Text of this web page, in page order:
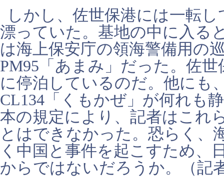
しかし、佐世保港には一転
漂っていた。基地の中に入る
は海上保安庁の領海警備用の
PM95「あまみ」だった。佐
に停泊しているのだ。他にも
CL134「くもかぜ」が何れも
本の規定により、記者はこれ
とはできなかった。恐らく、
く中国と事件を起こすため、
からではないだろうか。（記